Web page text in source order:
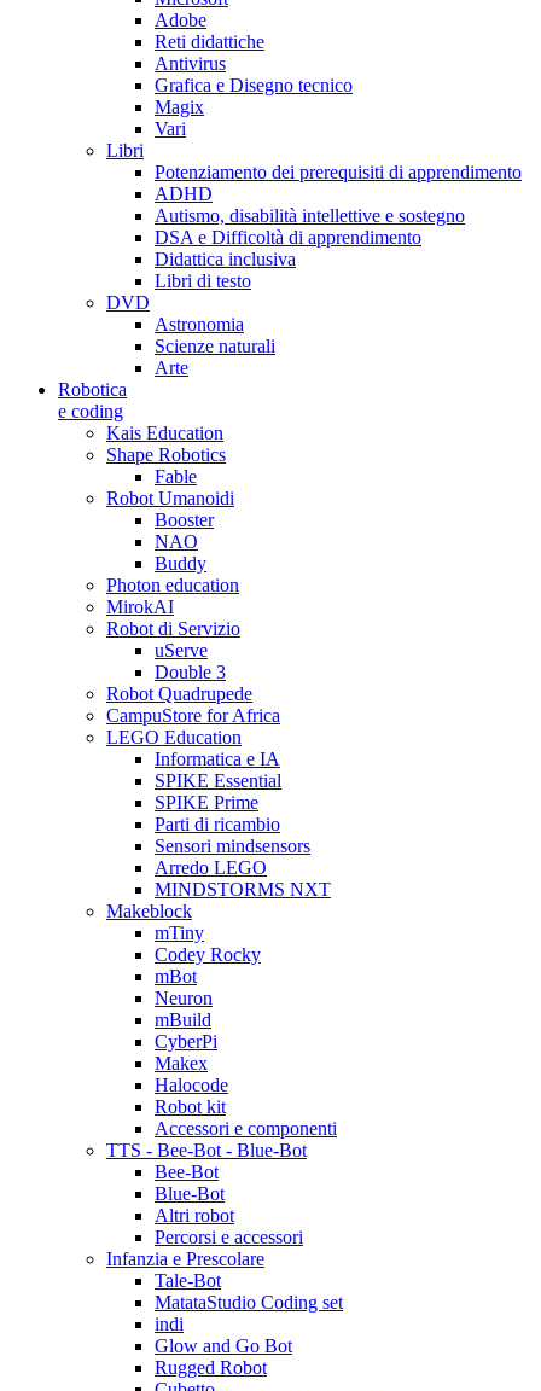
Adobe
Reti didattiche
Antivirus
Grafica e Disegno tecnico
Magix
Vari
Libri
Potenziamento dei prerequisiti di apprendimento
ADHD
Autismo, disabilità intellettive e sostegno
DSA e Difficoltà di apprendimento
Didattica inclusiva
Libri di testo
DVD
Astronomia
Scienze naturali
Arte
Robotica
e coding
Kais Education
Shape Robotics
Fable
Robot Umanoidi
Booster
NAO
Buddy
Photon education
MirokAI
Robot di Servizio
uServe
Double 3
Robot Quadrupede
CampuStore for Africa
LEGO Education
Informatica e IA
SPIKE Essential
SPIKE Prime
Parti di ricambio
Sensori mindsensors
Arredo LEGO
MINDSTORMS NXT
Makeblock
mTiny
Codey Rocky
mBot
Neuron
mBuild
CyberPi
Makex
Halocode
Robot kit
Accessori e componenti
TTS - Bee-Bot - Blue-Bot
Bee-Bot
Blue-Bot
Altri robot
Percorsi e accessori
Infanzia e Prescolare
Tale-Bot
MatataStudio Coding set
indi
Glow and Go Bot
Rugged Robot